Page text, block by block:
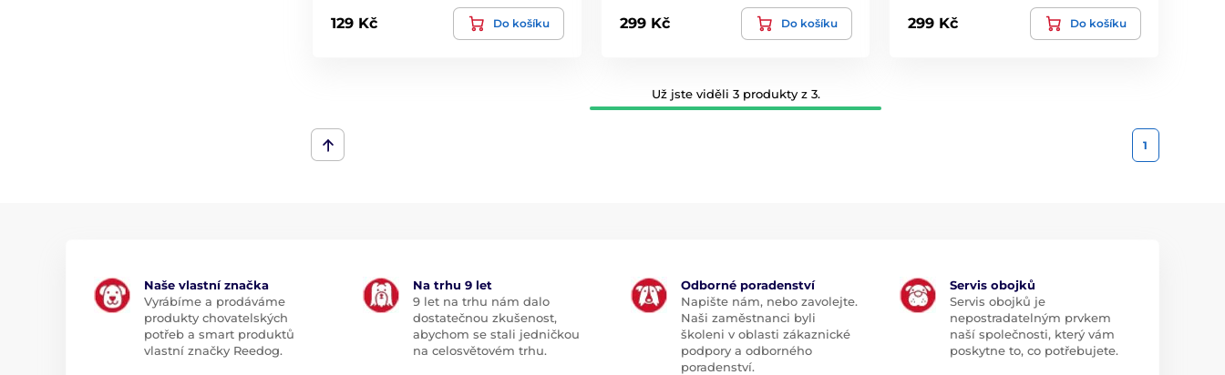
129 Kč Do košíku 299 Kč Do košíku 299 Kč Do košíku
Už jste viděli 3 produkty z 3.
1
Naše vlastní značka
Vyrábíme a prodáváme
produkty chovatelských
potřeb a smart produktů
vlastní značky Reedog.
Na trhu 9 let
9 let na trhu nám dalo
dostatečnou zkušenost,
abychom se stali jedničkou
na celosvětovém trhu.
Odborné poradenství
Napište nám, nebo zavolejte.
Naši zaměstnanci byli
školeni v oblasti zákaznické
podpory a odborného
poradenství.
Servis obojků
Servis obojků je
nepostradatelným prvkem
naší společnosti, který vám
poskytne to, co potřebujete.